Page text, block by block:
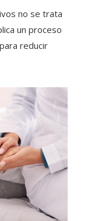
no se trata
un proceso
reducir